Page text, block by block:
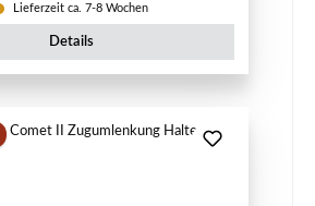
Lieferzeit ca. 7-8 Wochen
Details